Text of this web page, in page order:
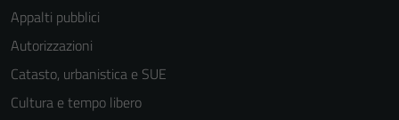
Appalti pubblici
Autorizzazioni
Catasto, urbanistica e SUE
Cultura e tempo libero